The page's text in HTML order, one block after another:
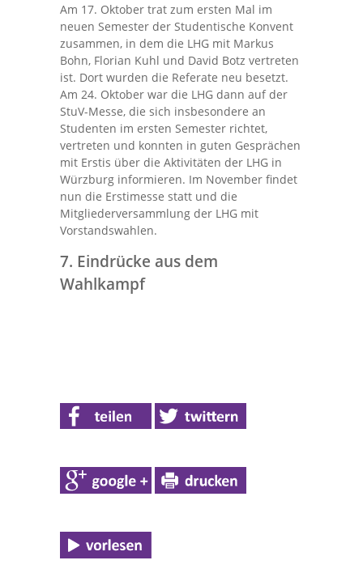
Am 17. Oktober trat zum ersten Mal im
neuen Semester der Studentische Konvent
zusammen, in dem die LHG mit Markus
Bohn, Florian Kuhl und David Botz vertreten
ist. Dort wurden die Referate neu besetzt.
Am 24. Oktober war die LHG dann auf der
StuV-Messe, die sich insbesondere an
Studenten im ersten Semester richtet,
vertreten und konnten in guten Gesprächen
mit Erstis über die Aktivitäten der LHG in
Würzburg informieren. Im November findet
nun die Erstimesse statt und die
Mitgliederversammlung der LHG mit
Vorstandswahlen.
7. Eindrücke aus dem
Wahlkampf